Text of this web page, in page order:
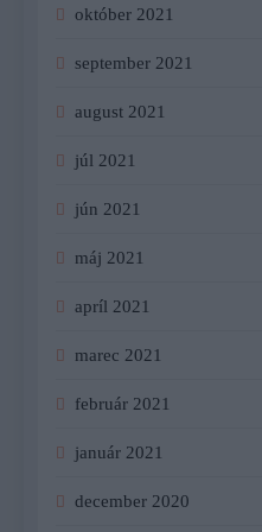
október 2021
september 2021
august 2021
júl 2021
jún 2021
máj 2021
apríl 2021
marec 2021
február 2021
január 2021
december 2020